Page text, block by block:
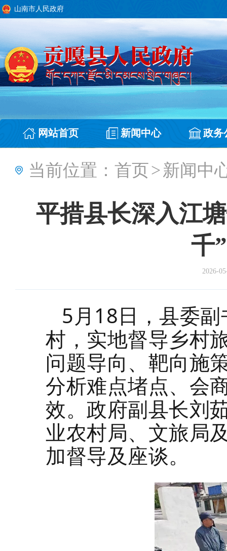
山南市人民政府
网站首页 新闻中心 政务
当前位置： 首页>新闻中
平措县长深入江
千
2026-
5月18日，县委
村，实地督导乡村
问题导向、靶向施
分析难点堵点、会
效。政府副县长刘
业农村局、文旅局
加督导及座谈。